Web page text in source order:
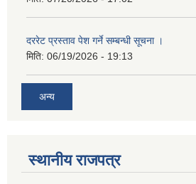
दररेट प्रस्ताव पेश गर्ने सम्बन्धी सूचना ।
मिति: 06/19/2026 - 19:13
अन्य
स्थानीय राजपत्र